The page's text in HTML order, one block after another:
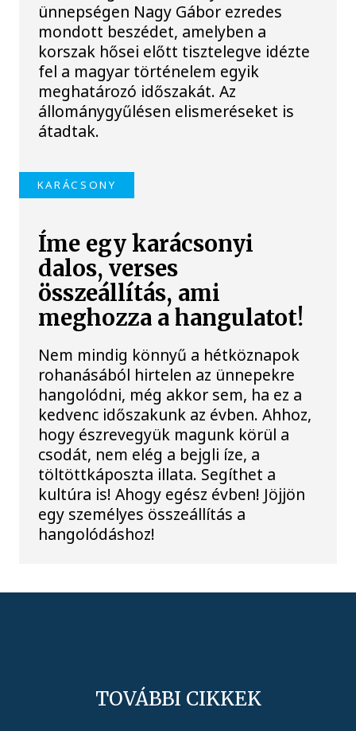
ünnepségen Nagy Gábor ezredes
mondott beszédet, amelyben a
korszak hősei előtt tisztelegve idézte
fel a magyar történelem egyik
meghatározó időszakát. Az
állománygyűlésen elismeréseket is
átadtak.
KARÁCSONY
Íme egy karácsonyi
dalos, verses
összeállítás, ami
meghozza a hangulatot!
Nem mindig könnyű a hétköznapok
rohanásából hirtelen az ünnepekre
hangolódni, még akkor sem, ha ez a
kedvenc időszakunk az évben. Ahhoz,
hogy észrevegyük magunk körül a
csodát, nem elég a bejgli íze, a
töltöttkáposzta illata. Segíthet a
kultúra is! Ahogy egész évben! Jöjjön
egy személyes összeállítás a
hangolódáshoz!
TOVÁBBI CIKKEK